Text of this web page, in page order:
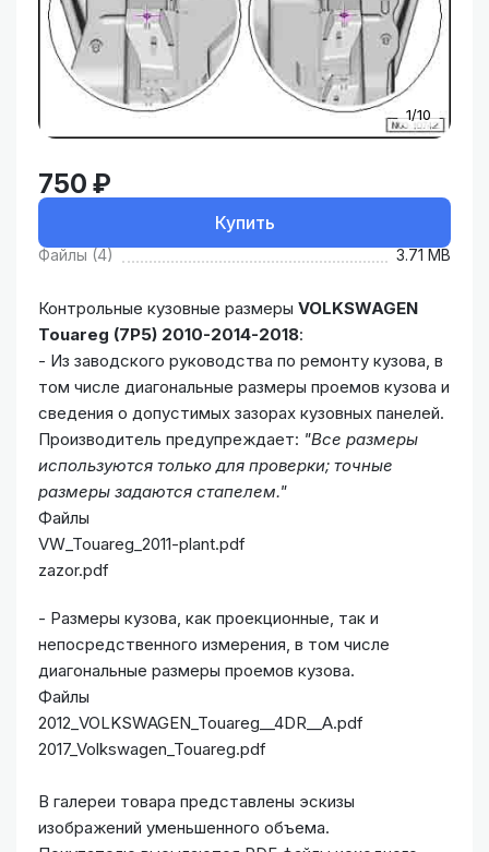
1/10
750 ₽
Купить
Файлы (4) 3.71 MB
Контрольные кузовные размеры VOLKSWAGEN
Touareg (7P5) 2010-2014-2018:
- Из заводского руководства по ремонту кузова, в
том числе диагональные размеры проемов кузова и
сведения о допустимых зазорах кузовных панелей.
Производитель предупреждает: "Все размеры
используются только для проверки; точные
размеры задаются стапелем."
Файлы
VW_Touareg_2011-plant.pdf
zazor.pdf
- Размеры кузова, как проекционные, так и
непосредственного измерения, в том числе
диагональные размеры проемов кузова.
Файлы
2012_VOLKSWAGEN_Touareg__4DR__A.pdf
2017_Volkswagen_Touareg.pdf
В галереи товара представлены эскизы
изображений уменьшенного объема.